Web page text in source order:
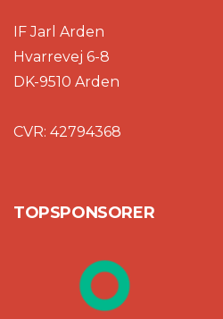
IF Jarl Arden
Hvarrevej 6-8
DK-9510 Arden
CVR: 42794368
TOPSPONSORER